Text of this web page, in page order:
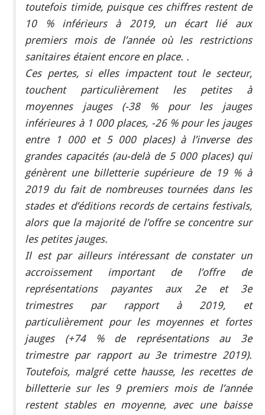
toutefois timide, puisque ces chiffres restent de
10 % inférieurs à 2019, un écart lié aux
premiers mois de l’année où les restrictions
sanitaires étaient encore en place. .
Ces pertes, si elles impactent tout le secteur,
touchent particulièrement les petites à
moyennes jauges (-38 % pour les jauges
inférieures à 1 000 places, -26 % pour les jauges
entre 1 000 et 5 000 places) à l’inverse des
grandes capacités (au-delà de 5 000 places) qui
génèrent une billetterie supérieure de 19 % à
2019 du fait de nombreuses tournées dans les
stades et d’éditions records de certains festivals,
alors que la majorité de l’offre se concentre sur
les petites jauges.
Il est par ailleurs intéressant de constater un
accroissement important de l’offre de
représentations payantes aux 2e et 3e
trimestres par rapport à 2019, et
particulièrement pour les moyennes et fortes
jauges (+74 % de représentations au 3e
trimestre par rapport au 3e trimestre 2019).
Toutefois, malgré cette hausse, les recettes de
billetterie sur les 9 premiers mois de l’année
restent stables en moyenne, avec une baisse